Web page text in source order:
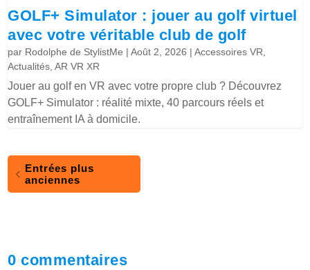
GOLF+ Simulator : jouer au golf virtuel
avec votre véritable club de golf
par Rodolphe de StylistMe |Août 2, 2026 |Accessoires VR
Actualités ,AR VR XR
Jouer au golf en VR avec votre propre club ? Découvrez
GOLF+ Simulator : réalité mixte, 40 parcours réels et
entraînement IA à domicile.
Entrées plus
anciennes
0 commentaires